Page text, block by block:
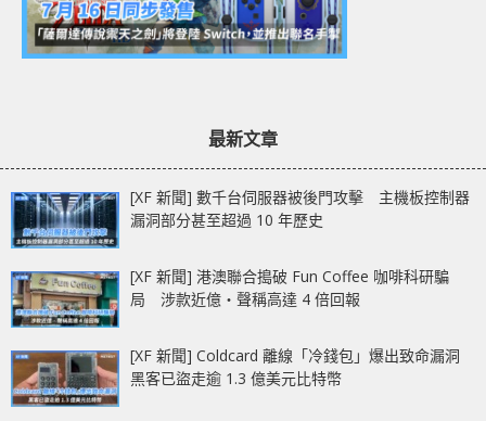
最新文章
[XF 新聞] 數千台伺服器被後門攻擊 主機板控制器
漏洞部分甚至超過 10 年歷史
[XF 新聞] 港澳聯合搗破 Fun Coffee 咖啡科研騙
局 涉款近億‧聲稱高達 4 倍回報
[XF 新聞] Coldcard 離線「冷錢包」爆出致命漏洞
黑客已盜走逾 1.3 億美元比特幣